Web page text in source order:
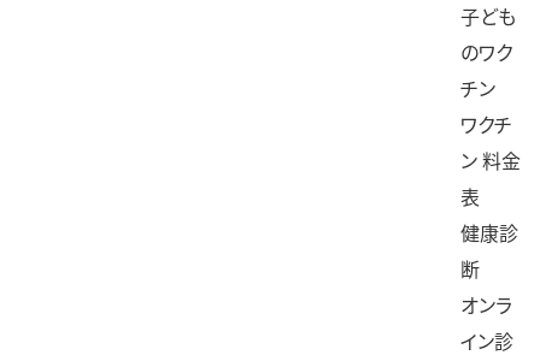
子ども
のワク
チン
ワクチ
ン 料金
表
健康診
断
オンラ
イン診